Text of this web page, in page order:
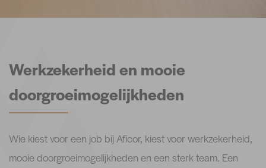
Werkzekerheid en mooie
doorgroeimogelijkheden
Wie kiest voor een job bij Aficor, kiest voor werkzekerheid,
mooie doorgroeimogelijkheden en een sterk team. Een